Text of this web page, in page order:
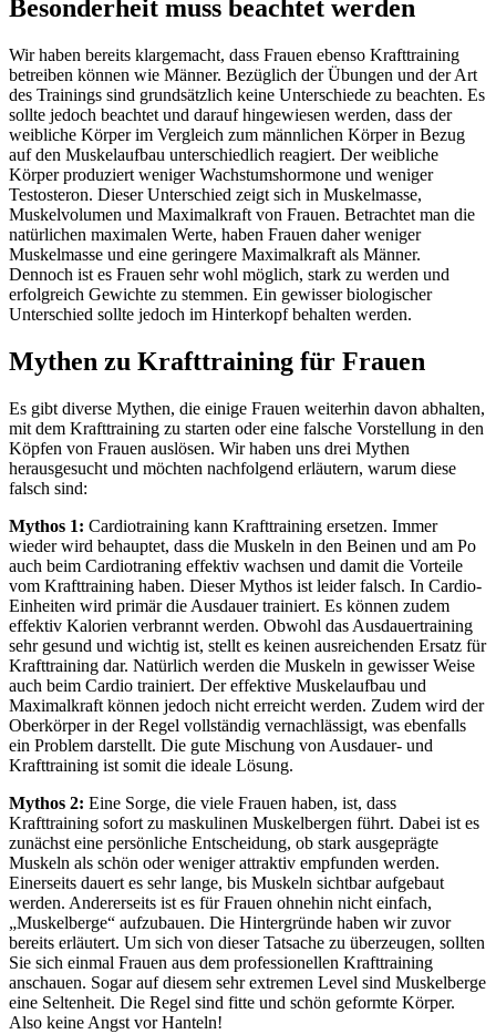
Besonderheit muss beachtet werden
Wir haben bereits klargemacht, dass Frauen ebenso Krafttraining
betreiben können wie Männer. Bezüglich der Übungen und der Art
des Trainings sind grundsätzlich keine Unterschiede zu beachten. Es
sollte jedoch beachtet und darauf hingewiesen werden, dass der
weibliche Körper im Vergleich zum männlichen Körper in Bezug
auf den Muskelaufbau unterschiedlich reagiert. Der weibliche
Körper produziert weniger Wachstumshormone und weniger
Testosteron. Dieser Unterschied zeigt sich in Muskelmasse,
Muskelvolumen und Maximalkraft von Frauen. Betrachtet man die
natürlichen maximalen Werte, haben Frauen daher weniger
Muskelmasse und eine geringere Maximalkraft als Männer.
Dennoch ist es Frauen sehr wohl möglich, stark zu werden und
erfolgreich Gewichte zu stemmen. Ein gewisser biologischer
Unterschied sollte jedoch im Hinterkopf behalten werden.
Mythen zu Krafttraining für Frauen
Es gibt diverse Mythen, die einige Frauen weiterhin davon abhalten,
mit dem Krafttraining zu starten oder eine falsche Vorstellung in den
Köpfen von Frauen auslösen. Wir haben uns drei Mythen
herausgesucht und möchten nachfolgend erläutern, warum diese
falsch sind:
Mythos 1: Cardiotraining kann Krafttraining ersetzen. Immer
wieder wird behauptet, dass die Muskeln in den Beinen und am Po
auch beim Cardiotraning effektiv wachsen und damit die Vorteile
vom Krafttraining haben. Dieser Mythos ist leider falsch. In Cardio-
Einheiten wird primär die Ausdauer trainiert. Es können zudem
effektiv Kalorien verbrannt werden. Obwohl das Ausdauertraining
sehr gesund und wichtig ist, stellt es keinen ausreichenden Ersatz für
Krafttraining dar. Natürlich werden die Muskeln in gewisser Weise
auch beim Cardio trainiert. Der effektive Muskelaufbau und
Maximalkraft können jedoch nicht erreicht werden. Zudem wird der
Oberkörper in der Regel vollständig vernachlässigt, was ebenfalls
ein Problem darstellt. Die gute Mischung von Ausdauer- und
Krafttraining ist somit die ideale Lösung.
Mythos 2: Eine Sorge, die viele Frauen haben, ist, dass
Krafttraining sofort zu maskulinen Muskelbergen führt. Dabei ist es
zunächst eine persönliche Entscheidung, ob stark ausgeprägte
Muskeln als schön oder weniger attraktiv empfunden werden.
Einerseits dauert es sehr lange, bis Muskeln sichtbar aufgebaut
werden. Andererseits ist es für Frauen ohnehin nicht einfach,
„Muskelberge“ aufzubauen. Die Hintergründe haben wir zuvor
bereits erläutert. Um sich von dieser Tatsache zu überzeugen, sollten
Sie sich einmal Frauen aus dem professionellen Krafttraining
anschauen. Sogar auf diesem sehr extremen Level sind Muskelberge
eine Seltenheit. Die Regel sind fitte und schön geformte Körper.
Also keine Angst vor Hanteln!